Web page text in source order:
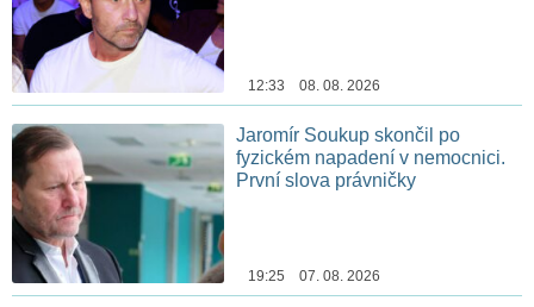
12:33 08. 08. 2026
Jaromír Soukup skončil po
fyzickém napadení v nemocnici.
První slova právničky
19:25 07. 08. 2026